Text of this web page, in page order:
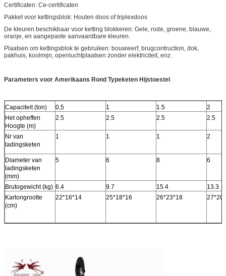
Certificaten: Ce-certificaten
Pakket voor kettingsblok: Houten doos of triplexdoos
De kleuren beschikbaar voor ketting blokkeren: Gele, rode, groene, blauwe,
oranje, en aangepaste aanvaardbare kleuren.
Plaatsen om kettingsblok te gebruiken: bouwwerf, brugcontruction, dok,
pakhuis, koolmijn, openluchtplaatsen zonder elektriciteit, enz.
Parameters voor Amerikaans Rond Typeketen Hijstoestel
Capaciteit (ton) 0,5 1 1.5
2
Het opheffen
Hoogte (m)
2.5 2.5 2.5 2.5
Nr van
ladingsketen
1 1 1 2
Diameter van
ladingsketen
(mm)
5 6 8 6
Brutogewicht (kg) 6.4 9.7 15.4
13.3
Kartongrootte
(cm)
22*16*14 25*18*16 26*23*18